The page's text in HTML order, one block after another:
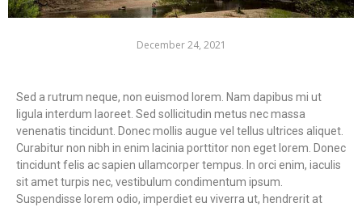
December 24, 2021
Sed a rutrum neque, non euismod lorem. Nam dapibus mi ut
ligula interdum laoreet. Sed sollicitudin metus nec massa
venenatis tincidunt. Donec mollis augue vel tellus ultrices aliquet.
Curabitur non nibh in enim lacinia porttitor non eget lorem. Donec
tincidunt felis ac sapien ullamcorper tempus. In orci enim, iaculis
sit amet turpis nec, vestibulum condimentum ipsum.
Suspendisse lorem odio, imperdiet eu viverra ut, hendrerit at